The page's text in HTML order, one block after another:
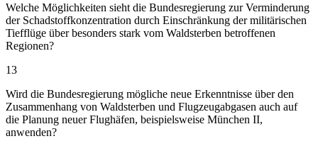
Welche Möglichkeiten sieht die Bundesregierung zur Verminderung
der Schadstoffkonzentration durch Einschränkung der militärischen
Tiefflüge über besonders stark vom Waldsterben betroffenen
Regionen?
13
Wird die Bundesregierung mögliche neue Erkenntnisse über den
Zusammenhang von Waldsterben und Flugzeugabgasen auch auf
die Planung neuer Flughäfen, beispielsweise München II,
anwenden?